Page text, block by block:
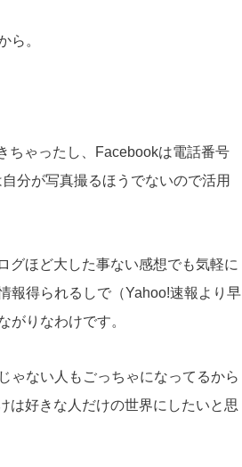
ら。
ちゃったし、Facebookは電話番号
分が写真撮るほうでないので活用
グほど大した事ない感想でも気軽に
報得られるしで（Yahoo!速報より早
がりなわけです。
ゃない人もごっちゃになってるから
は好きな人だけの世界にしたいと思